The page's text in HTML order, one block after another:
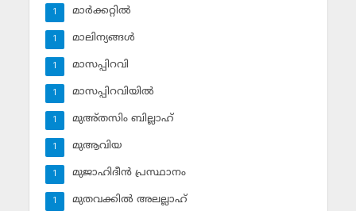
മാര്‍ക്കറ്റില്‍
1
മാലിന്യങ്ങള്‍
1
മാസപ്പിറവി
1
മാസപ്പിറവിയില്‍
1
മുഅ്തസിം ബില്ലാഹ്
1
മുആവിയ
1
മുജാഹിദീന്‍ പ്രസ്ഥാനം
1
മുതവക്കില്‍ അലല്ലാഹ്
1